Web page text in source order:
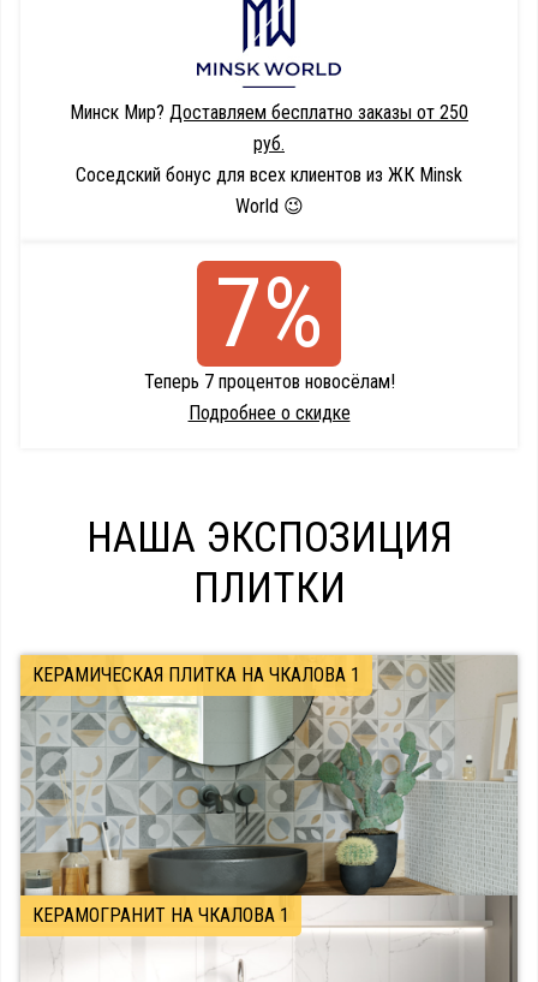
Минск Мир? Доставляем бесплатно заказы от 250
руб.
Соседский бонус для всех клиентов из ЖК Minsk
World 😉
7%
Теперь 7 процентов новосёлам!
Подробнее о скидке
НАША ЭКСПОЗИЦИЯ
ПЛИТКИ
КЕРАМИЧЕСКАЯ ПЛИТКА НА ЧКАЛОВА 1
КЕРАМОГРАНИТ НА ЧКАЛОВА 1